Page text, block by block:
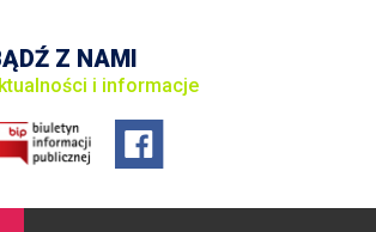
Z NAMI
i informacje